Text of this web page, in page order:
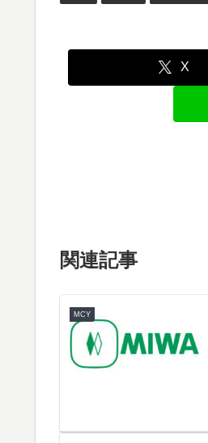
X
関連記事
MCY